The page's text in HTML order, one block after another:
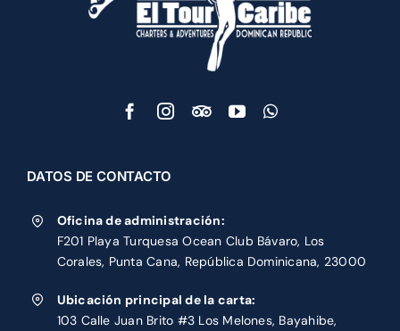
DATOS DE CONTACTO
Oficina de administración:
F201 Playa Turquesa Ocean Club Bávaro, Los
Corales, Punta Cana, República Dominicana, 23000
Ubicación principal de la carta:
103 Calle Juan Brito #3 Los Melones, Bayahibe,